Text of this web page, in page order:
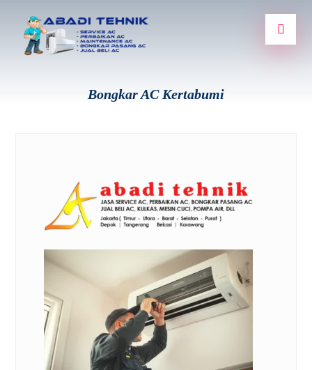
Bongkar AC Kertabumi